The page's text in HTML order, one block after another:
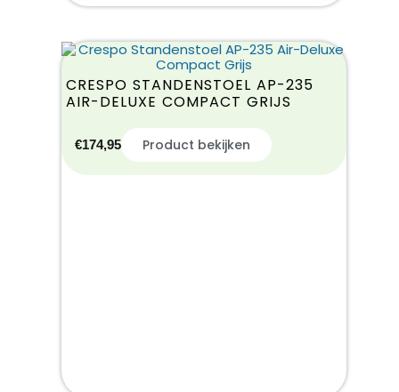
CRESPO STANDENSTOEL AP-235
AIR-DELUXE COMPACT GRIJS
€174,95 Product bekijken